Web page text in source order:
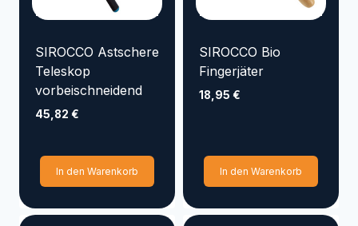
SIROCCO Astschere
Teleskop
vorbeischneidend
45,82 €
In den Warenkorb
SIROCCO Bio
Fingerjäter
18,95 €
In den Warenkorb